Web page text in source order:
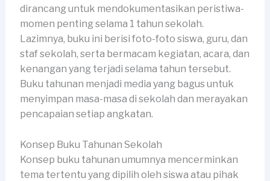
dirancang untuk mendokumentasikan peristiwa-
momen penting selama 1 tahun sekolah.
Lazimnya, buku ini berisi foto-foto siswa, guru, dan
staf sekolah, serta bermacam kegiatan, acara, dan
kenangan yang terjadi selama tahun tersebut.
Buku tahunan menjadi media yang bagus untuk
menyimpan masa-masa di sekolah dan merayakan
pencapaian setiap angkatan.
Konsep Buku Tahunan Sekolah
Konsep buku tahunan umumnya mencerminkan
tema tertentu yang dipilih oleh siswa atau pihak